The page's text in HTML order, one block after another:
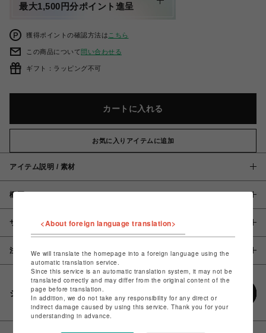
最大1,500円分ポイント進呈
獲得ポイントの確認方法は こちら
この商品について問い合わせる
ギフト：ラッピング不可
カートに入れる
お気に入りアイテムに追加
アイテム説明 / 素材
概要
サイズ
注意事項
シェアする
<About foreign language translation>
We will translate the homepage into a foreign language using the
automatic translation service.
Since this service is an automatic translation system, it may not be
translated correctly and may differ from the original content of the
page before translation.
In addition, we do not take any responsibility for any direct or
indirect damage caused by using this service. Thank you for your
understanding in advance.